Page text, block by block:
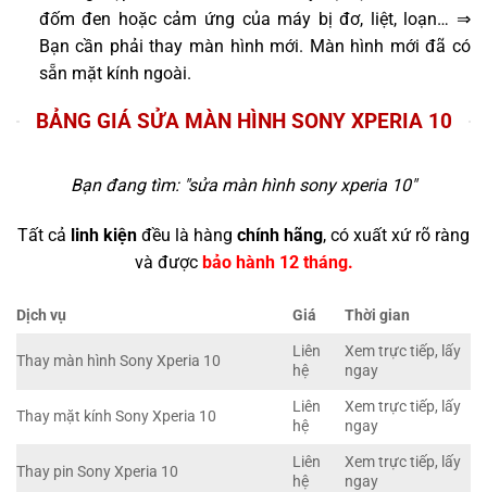
đốm đen hoặc cảm ứng của máy bị đơ, liệt, loạn… ⇒
Bạn cần phải thay màn hình mới. Màn hình mới đã có
sẵn mặt kính ngoài.
BẢNG GIÁ SỬA MÀN HÌNH SONY XPERIA 10
Bạn đang tìm: "sửa màn hình sony xperia 10"
Tất cả linh kiện đều là hàng chính hãng, có xuất xứ rõ ràng
và được bảo hành 12 tháng.
Dịch vụ Giá Thời gian
Thay màn hình Sony Xperia 10
Liên
hệ
Xem trực tiếp, lấy
ngay
Thay mặt kính Sony Xperia 10
Liên
hệ
Xem trực tiếp, lấy
ngay
Thay pin Sony Xperia 10
Liên
hệ
Xem trực tiếp, lấy
ngay